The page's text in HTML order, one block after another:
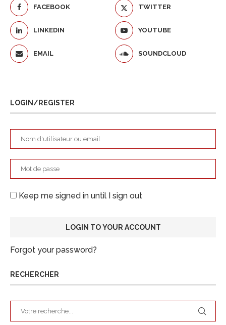
FACEBOOK TWITTER
LINKEDIN YOUTUBE
EMAIL SOUNDCLOUD
LOGIN/REGISTER
Keep me signed in until I sign out
Forgot your password?
RECHERCHER